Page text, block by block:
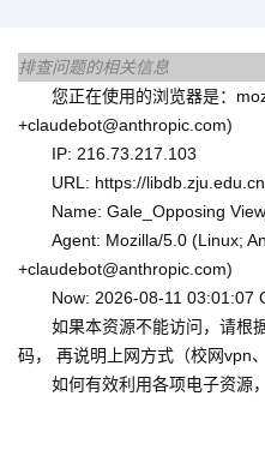
排查问题的相关信息
您正在使用的浏览器是：
+claudebot@anthropic.com)
IP: 216.73.217.103
URL: https://
Name: Gale_Opposing
Agent: Mozilla/5.0 (Linux;
+claudebot@anthropic.com)
Now: 2026-08-11 03:01:07
如果本资源不能访问，请根
码， 再说明上网方式（校网vpn
如何有效利用各项电子资源